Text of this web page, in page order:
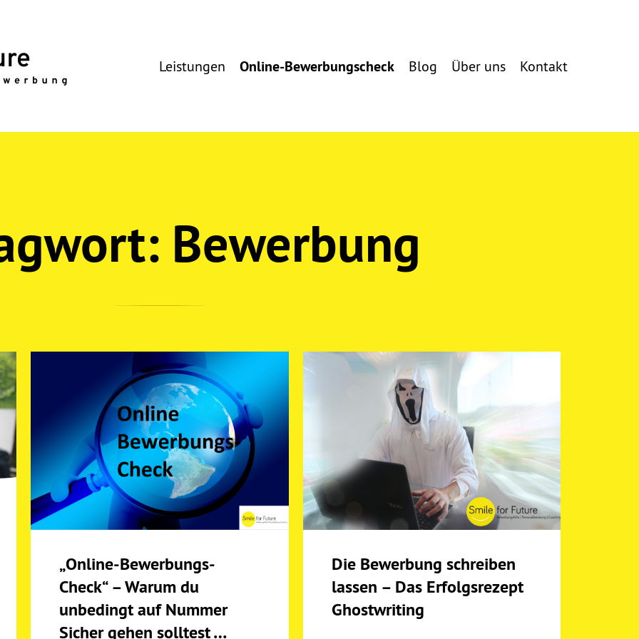
Leistungen Online-Bewerbungscheck Blog Über uns Kontakt
Bewerbung
„Online-Bewerbungs-
Check“ – Warum du
unbedingt auf Nummer
Sicher gehen solltest …
Die Bewerbung schreiben
lassen – Das Erfolgsrezept
Ghostwriting